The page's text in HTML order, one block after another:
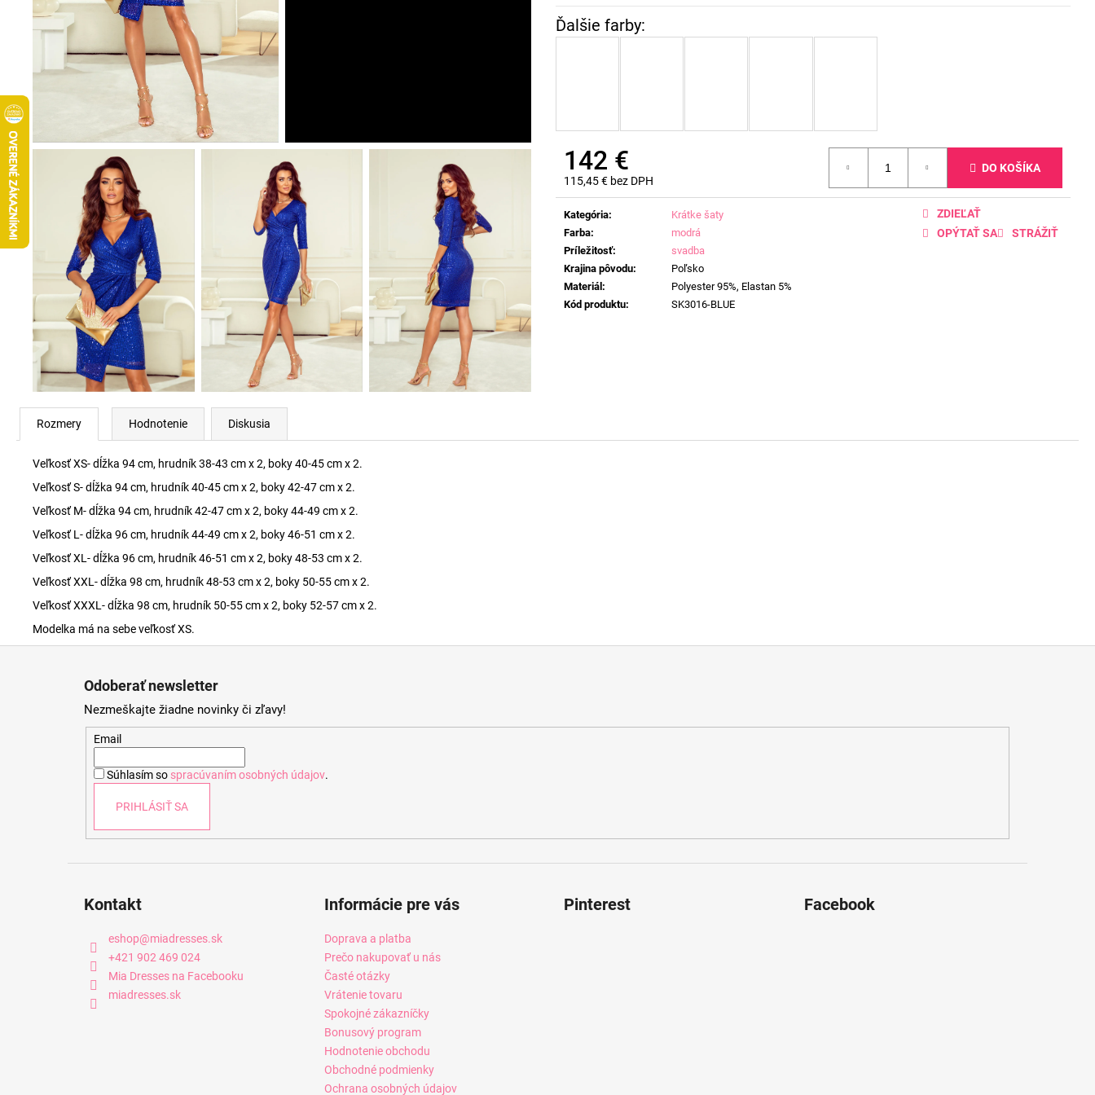
142 €
115,45 € bez DPH
Jednotková
cena:
DO KOŠÍKA
Kategória:
Krátke šaty
Farba:
modrá
Príležitosť:
svadba
Krajina pôvodu:
Poľsko
Materiál:
Polyester 95%, Elastan 5%
Kód produktu: SK3016-BLUE
OPÝTAŤ SA STRÁŽIŤ
ZDIEĽAŤ
Rozmery Hodnotenie Diskusia
Veľkosť XS- dĺžka 94 cm, hrudník 38-43 cm x 2, boky 40-45 cm x 2.
Veľkosť S- dĺžka 94 cm, hrudník 40-45 cm x 2, boky 42-47 cm x 2.
Veľkosť M- dĺžka 94 cm, hrudník 42-47 cm x 2, boky 44-49 cm x 2.
Veľkosť L- dĺžka 96 cm, hrudník 44-49 cm x 2, boky 46-51 cm x 2.
Veľkosť XL- dĺžka 96 cm, hrudník 46-51 cm x 2, boky 48-53 cm x 2.
Veľkosť XXL- dĺžka 98 cm, hrudník 48-53 cm x 2, boky 50-55 cm x 2.
Veľkosť XXXL- dĺžka 98 cm, hrudník 50-55 cm x 2, boky 52-57 cm x 2.
Modelka má na sebe veľkosť XS.
Odoberať newsletter
Nezmeškajte žiadne novinky či zľavy!
Email
Súhlasím so spracúvaním osobných údajov.
PRIHLÁSIŤ SA
Kontakt
eshop@miadresses.sk
+421 902 469 024
Mia Dresses na Facebooku
miadresses.sk
Informácie pre vás
Doprava a platba
Prečo nakupovať u nás
Časté otázky
Vrátenie tovaru
Spokojné zákazníčky
Bonusový program
Hodnotenie obchodu
Obchodné podmienky
Ochrana osobných údajov
Pinterest Facebook